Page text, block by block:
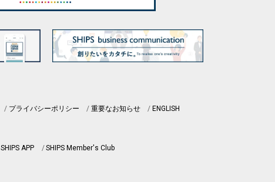
プライバシーポリシー 重要なお知らせ ENGLISH
SHIPS APP SHIPS Member's Club